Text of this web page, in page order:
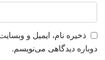
ذخیره نام، ایمیل و
دوباره دیدگاهی می‌نویسم.